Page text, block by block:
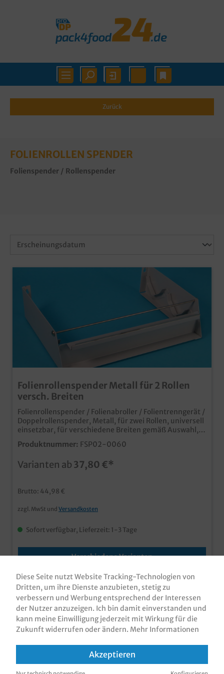
Zurück
FOLIENROLLEN SPENDER
Folienspender / Rollenspender
Folienrollenspender Metall für 2 Rollen
versch. Breiten
Folienrollenspender / Folienabroller / Folientrenngerät /
Doppelrollenspender, Metall, für zwei Rollen, universell
einsetzbar, für verschiedene Breiten gemäß Auswahl,
30cm, 45cm, 60cm schnelles und einfaches Trennen
von Aluminiumfolie und Frischhaltefolie erleichert das
Lebensmittelhandel stabile Konstuktion für den
Produktnummer: FSP02-0060
Varianten ab 37,80 €*
Brutto: 44,98 €
zzgl. MwSt und Versandkosten
Sofort verfügbar, Lieferzeit: 1-3 Tage
Verschiedene Varianten
Diese Seite nutzt Website Tracking-Technologien von
Dritten, um ihre Dienste anzubieten, stetig zu
verbessern und Werbung entsprechend der Interessen
der Nutzer anzuzeigen. Ich bin damit einverstanden und
kann meine Einwilligung jederzeit mit Wirkung für die
Zukunft widerrufen oder ändern. Mehr Informationen
Akzeptieren